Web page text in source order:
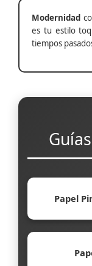
Modernidad
es tu estilo
tiempos
Papel